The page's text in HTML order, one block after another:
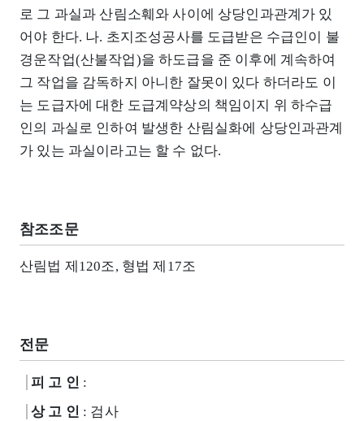
로 그 과실과 산림소훼와 사이에 상당인과관계가 있
어야 한다. 나. 초지조성공사를 도급받은 수급인이 불
경운작업(산불작업)을 하도급을 준 이후에 계속하여
그 작업을 감독하지 아니한 잘못이 있다 하더라도 이
는 도급자에 대한 도급계약상의 책임이지 위 하수급
인의 과실로 인하여 발생한 산림실화에 상당인과관계
가 있는 과실이라고는 할 수 없다.
참조조문
산림법 제120조, 형법 제17조
전문
피 고 인 :
상 고 인 : 검사